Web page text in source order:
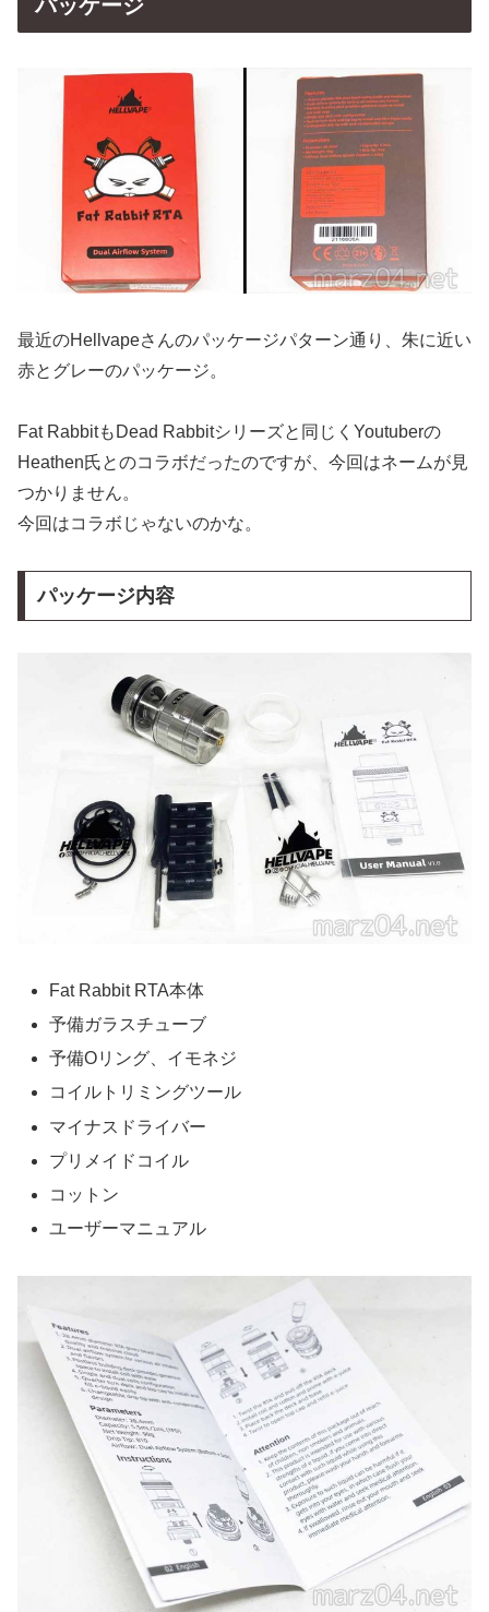
パッケージ
最近のHellvapeさんのパッケージパターン通り、朱に近い
赤とグレーのパッケージ。
Fat RabbitもDead Rabbitシリーズと同じくYoutuberの
Heathen氏とのコラボだったのですが、今回はネームが見
つかりません。
今回はコラボじゃないのかな。
パッケージ内容
Fat Rabbit RTA本体
予備ガラスチューブ
予備Oリング、イモネジ
コイルトリミングツール
マイナスドライバー
プリメイドコイル
コットン
ユーザーマニュアル